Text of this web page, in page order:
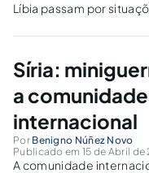
Líbia passam por
morrer em seus países
Síria:
a comunidade
internacional
Por Benigno Núñez Novo
Publicado em 15 de Abril de
A comunidade